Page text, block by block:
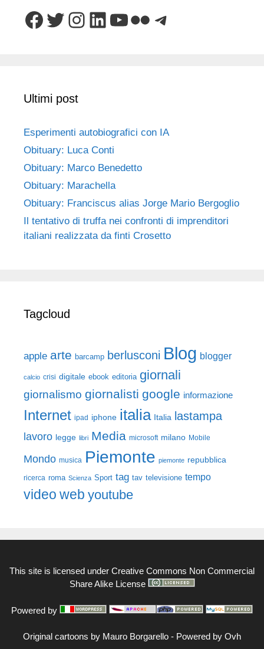
Facebook
Twitter
Instagram
LinkedIn
YouTube
FlickrTelegram
Ultimi post
Esperimenti autobiografici con IA
Obituary: Luca Conti
Obituary: Marco Benedetto
Obituary: Marachella
Obituary: Franciscus alias Jorge Mario Bergoglio
Il tentativo di truffa nei confronti di imprenditori
italiani realizzata da finti Crosetto
Tagcloud
apple arte barcamp berlusconi Blog blogger
calcio crisi digitale ebook editoria giornali
giornalismo giornalisti google informazione
Internet ipad iphone italia Italia lastampa
lavoro legge libri Media microsoft milano Mobile
Mondo musica Piemonte piemonte repubblica
ricerca roma Scienza Sport tag tav televisione tempo
video web youtube
This site is licensed under Creative Commons Non Commercial
Share Alike License
Powered by
Original cartoons by Mauro Borgarello - Powered by Ovh